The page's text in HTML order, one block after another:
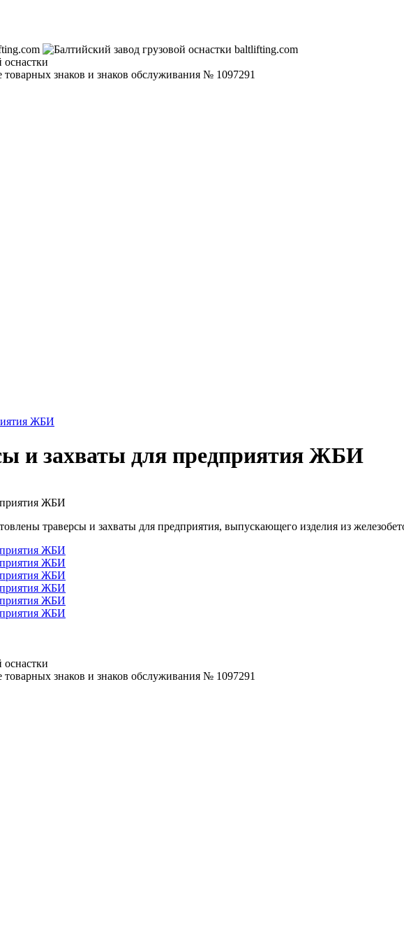
товарных знаков и знаков обслуживания № 1097291
ЖБИ
и захваты для предприятия ЖБИ
траверсы и захваты для предприятия, выпускающего изделия из
товарных знаков и знаков обслуживания № 1097291